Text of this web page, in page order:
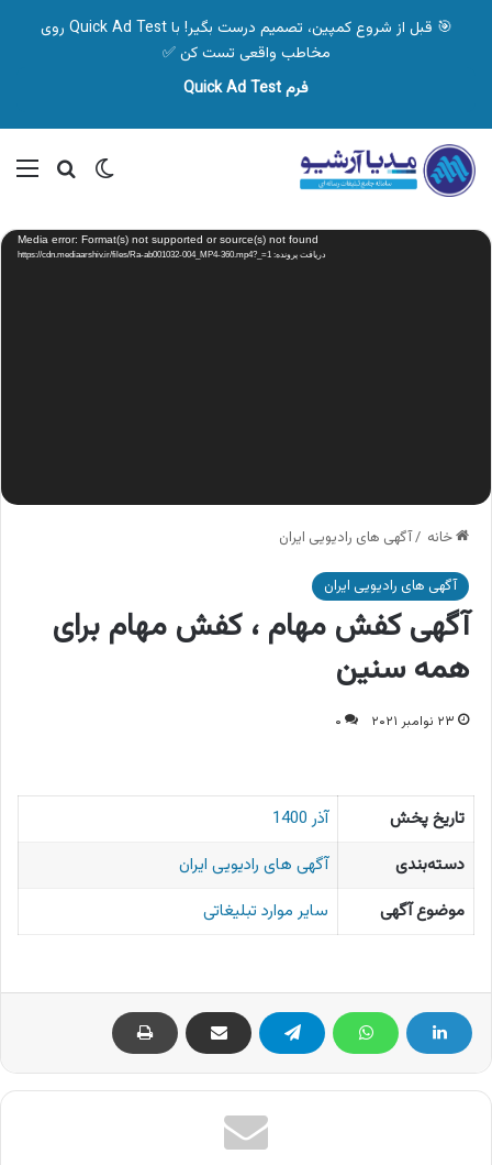
🎯 قبل از شروع کمپین، تصمیم درست بگیر! با Quick Ad Test روی
مخاطب واقعی تست کن ✅
فرم Quick Ad Test
تغییر پوسته
نمایشگر
ویدیو Media error: Format(s) not supported or source(s) not found
دریافت پرونده: https://cdn.mediaarshiv.ir/files/Ra-ab001032-004_MP4-360.mp4?_=1
خانه /آگهی های رادیویی ایران
آگهی های رادیویی ایران
آگهی کفش مهام ، کفش مهام برای
همه سنین
۲۳ نوامبر ۲۰۲۱ ۰
تاریخ پخش
آذر 1400
دسته‌بندی
آگهی های رادیویی ایران
موضوع آگهی
سایر موارد تبلیغاتی